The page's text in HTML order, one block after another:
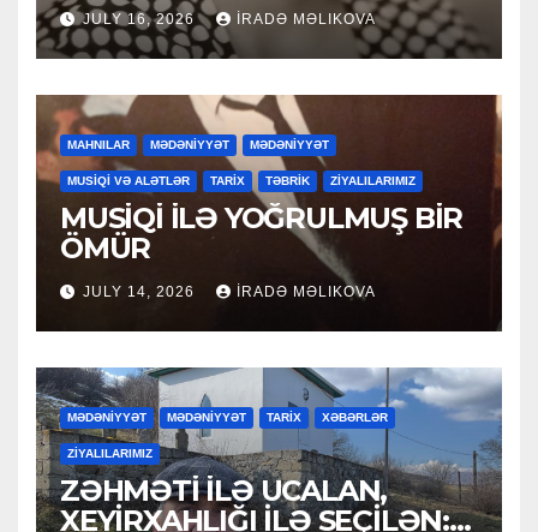
JULY 16, 2026 İRADƏ MƏLIKOVA
MAHNILAR MƏDƏNİYYƏT MƏDƏNİYYƏT
MUSİQİ VƏ ALƏTLƏR TARİX TƏBRİK ZİYALILARIMIZ
MUSİQİ İLƏ YOĞRULMUŞ BİR
ÖMÜR
JULY 14, 2026 İRADƏ MƏLIKOVA
MƏDƏNİYYƏT MƏDƏNİYYƏT TARİX XƏBƏRLƏR
ZİYALILARIMIZ
ZƏHMƏTİ İLƏ UCALAN,
XEYİRXAHLIĞI İLƏ SEÇİLƏN: